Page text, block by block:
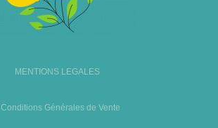
MENTIONS LEGALES
Conditions Générales de Vente